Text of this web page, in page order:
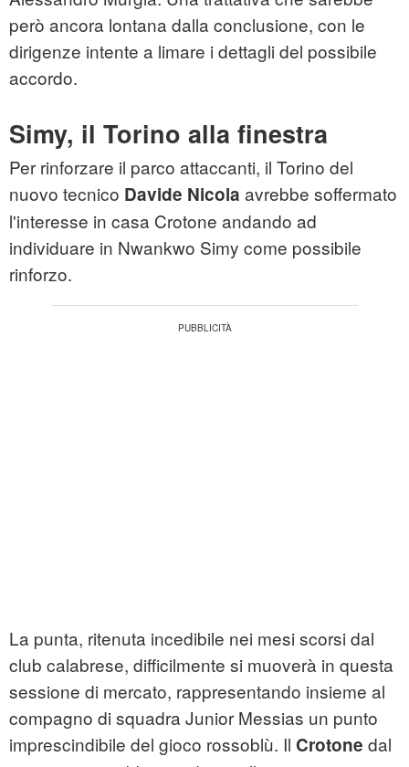
però ancora lontana dalla conclusione, con le
dirigenze intente a limare i dettagli del possibile
accordo.
Simy, il Torino alla finestra
Per rinforzare il parco attaccanti, il Torino del
nuovo tecnico Davide Nicola avrebbe soffermato
l'interesse in casa Crotone andando ad
individuare in Nwankwo Simy come possibile
rinforzo.
La punta, ritenuta incedibile nei mesi scorsi dal
club calabrese, difficilmente si muoverà in questa
sessione di mercato, rappresentando insieme al
compagno di squadra Junior Messias un punto
imprescindibile del gioco rossoblù. Il Crotone dal